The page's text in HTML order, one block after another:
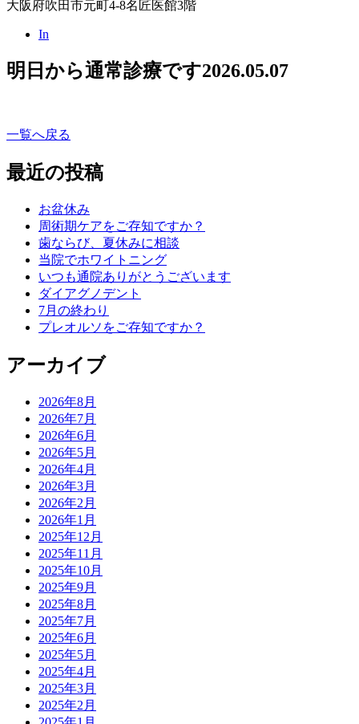
大阪府吹田市元町4-8名匠医館3階
In
明日から通常診療です2026.05.07
一覧へ戻る
最近の投稿
お盆休み
周術期ケアをご存知ですか？
歯ならび、夏休みに相談
当院でホワイトニング
いつも通院ありがとうございます
ダイアグノデント
7月の終わり
プレオルソをご存知ですか？
アーカイブ
2026年8月
2026年7月
2026年6月
2026年5月
2026年4月
2026年3月
2026年2月
2026年1月
2025年12月
2025年11月
2025年10月
2025年9月
2025年8月
2025年7月
2025年6月
2025年5月
2025年4月
2025年3月
2025年2月